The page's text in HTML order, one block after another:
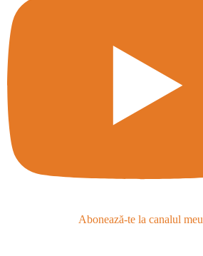
Abonează-te la canalul meu